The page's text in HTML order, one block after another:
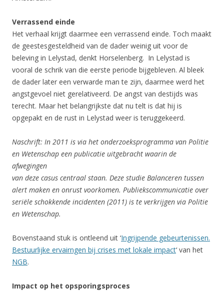
Verrassend einde
Het verhaal krijgt daarmee een verrassend einde. Toch maakt
de geestesgesteldheid van de dader weinig uit voor de
beleving in Lelystad, denkt Horselenberg. In Lelystad is
vooral de schrik van die eerste periode bijgebleven. Al bleek
de dader later een verwarde man te zijn, daarmee werd het
angstgevoel niet gerelativeerd. De angst van destijds was
terecht. Maar het belangrijkste dat nu telt is dat hij is
opgepakt en de rust in Lelystad weer is teruggekeerd.
Naschrift: In 2011 is via het onderzoeksprogramma van Politie
en Wetenschap een publicatie uitgebracht waarin de
afwegingen
van deze casus centraal staan. Deze studie Balanceren tussen
alert maken en onrust voorkomen. Publiekscommunicatie over
seriële schokkende incidenten (2011) is te verkrijgen via Politie
en Wetenschap.
Bovenstaand stuk is ontleend uit ‘Ingrijpende gebeurtenissen.
Bestuurlijke ervairngen bij crises met lokale impact‘ van het
NGB.
Impact op het opsporingsproces